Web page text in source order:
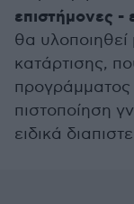
επιστήμονες -
θα
κατάρτισης,
προγράμματος
πιστοποίηση
ειδικά